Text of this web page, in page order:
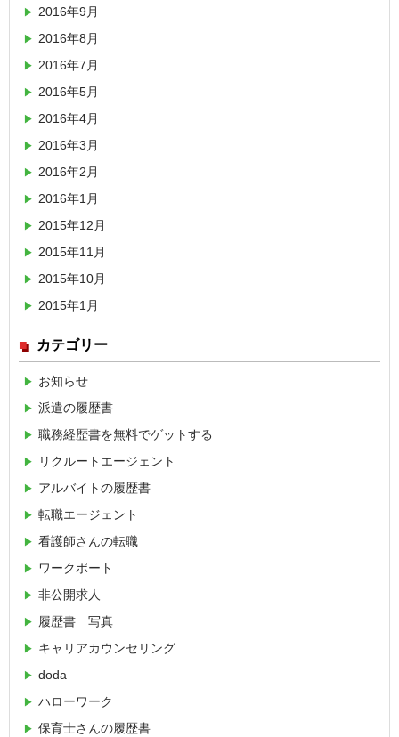
2016年9月
2016年8月
2016年7月
2016年5月
2016年4月
2016年3月
2016年2月
2016年1月
2015年12月
2015年11月
2015年10月
2015年1月
カテゴリー
お知らせ
派遣の履歴書
職務経歴書を無料でゲットする
リクルートエージェント
アルバイトの履歴書
転職エージェント
看護師さんの転職
ワークポート
非公開求人
履歴書 写真
キャリアカウンセリング
doda
ハローワーク
保育士さんの履歴書